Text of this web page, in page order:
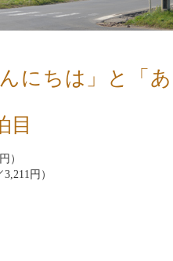
にちは」と「あ
目
）
円）